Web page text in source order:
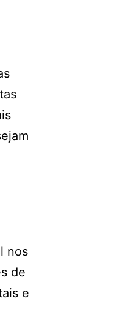
nos
de
e